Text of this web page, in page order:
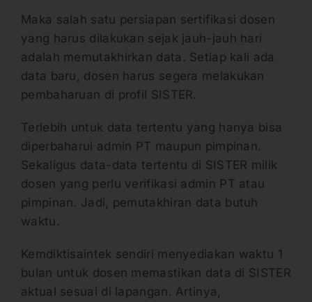
Maka salah satu persiapan sertifikasi dosen
yang harus dilakukan sejak jauh-jauh hari
adalah memutakhirkan data. Setiap kali ada
data baru, dosen harus segera melakukan
pembaharuan di profil SISTER.
Terlebih untuk data tertentu yang hanya bisa
diperbaharui admin PT maupun pimpinan.
Sekaligus data-data tertentu di SISTER milik
dosen yang perlu verifikasi admin PT atau
pimpinan. Jadi, pemutakhiran data butuh
waktu.
Kemdiktisaintek sendiri menyediakan waktu 1
bulan untuk dosen memastikan data di SISTER
aktual sesuai di lapangan. Artinya,